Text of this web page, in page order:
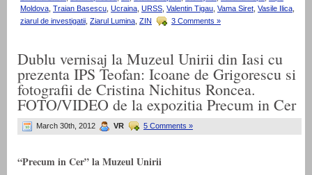
Moldova, Traian Basescu, Ucraina, URSS, Valentin Tigau, Vama Siret, Vasile Ilica,
ziarul de investigatii Ziarul Lumina ZIN 3 Comments »
Dublu vernisaj la Muzeul Unirii din Iasi cu
prezenta IPS Teofan: Icoane de Grigorescu si
fotografii de Cristina Nichitus Roncea.
FOTO/VIDEO de la expozitia Precum in Cer
March 30th, 2012 VR 5 Comments »
“Precum in Cer” la Muzeul Unirii